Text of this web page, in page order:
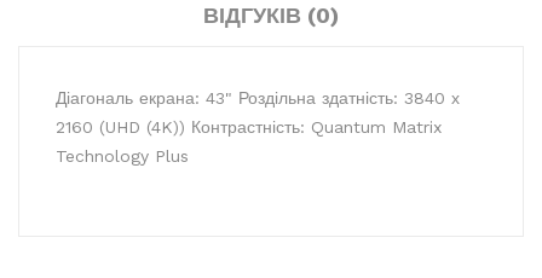
ВІДГУКІВ (0)
Діагональ екрана: 43" Роздільна здатність: 3840 х
2160 (UHD (4K)) Контрастність: Quantum Matrix
Technology Plus